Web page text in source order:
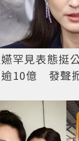
罕見表態挺
10億 發聲